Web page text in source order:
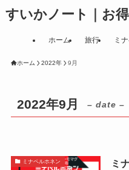
すいかノート｜お
ホーム 旅行 ミ
ホーム 2022年 9月
2022年9月 – date –
ミナペルホネン
ミ